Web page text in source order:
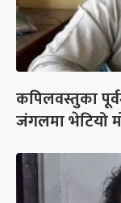
कपिलवस्तुका
जंगलमा भेटियो